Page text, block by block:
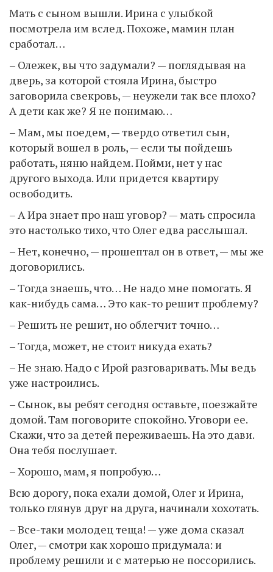
Мать с сыном вышли. Ирина с улыбкой
посмотрела им вслед. Похоже, мамин план
сработал…
– Олежек, вы что задумали? — поглядывая на
дверь, за которой стояла Ирина, быстро
заговорила свекровь, — неужели так все плохо?
А дети как же? Я не понимаю…
– Мам, мы поедем, — твердо ответил сын,
который вошел в роль, — если ты пойдешь
работать, няню найдем. Пойми, нет у нас
другого выхода. Или придется квартиру
освободить.
– А Ира знает про наш уговор? — мать спросила
это настолько тихо, что Олег едва расслышал.
– Нет, конечно, — прошептал он в ответ, — мы же
договорились.
– Тогда знаешь, что… Не надо мне помогать. Я
как-нибудь сама… Это как-то решит проблему?
– Решить не решит, но облегчит точно…
– Тогда, может, не стоит никуда ехать?
– Не знаю. Надо с Ирой разговаривать. Мы ведь
уже настроились.
– Сынок, вы ребят сегодня оставьте, поезжайте
домой. Там поговорите спокойно. Уговори ее.
Скажи, что за детей переживаешь. На это дави.
Она тебя послушает.
– Хорошо, мам, я попробую…
Всю дорогу, пока ехали домой, Олег и Ирина,
только глянув друг на друга, начинали хохотать.
– Все-таки молодец теща! — уже дома сказал
Олег, — смотри как хорошо придумала: и
проблему решили и с матерью не поссорились.